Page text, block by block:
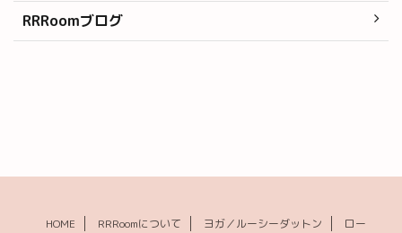
RRRoomブログ
HOME RRRoomについて ヨガ／ルーシーダットン ロー